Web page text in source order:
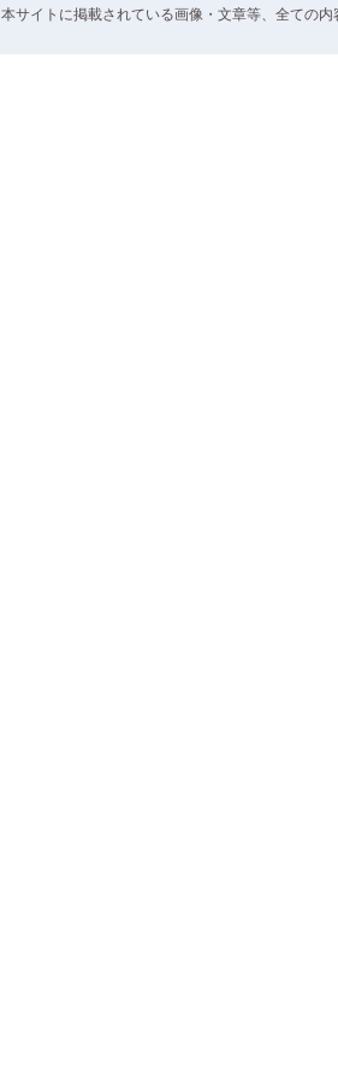
本サイトに掲載されている画像・文章等、全ての